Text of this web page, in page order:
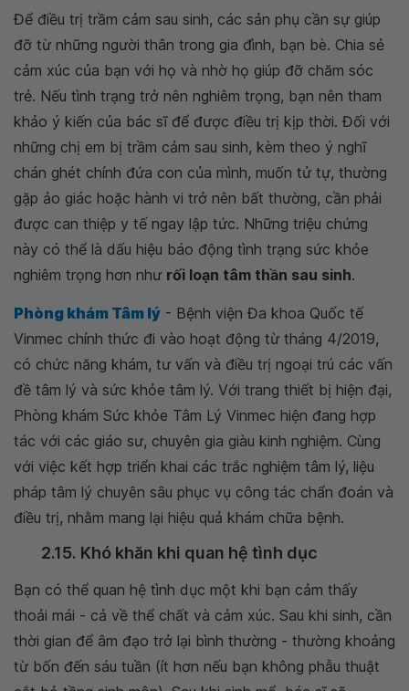
Để điều trị trầm cảm sau sinh, các sản phụ cần sự giúp
đỡ từ những người thân trong gia đình, bạn bè. Chia sẻ
cảm xúc của bạn với họ và nhờ họ giúp đỡ chăm sóc
trẻ. Nếu tình trạng trở nên nghiêm trọng, bạn nên tham
khảo ý kiến của bác sĩ để được điều trị kịp thời. Đối với
những chị em bị trầm cảm sau sinh, kèm theo ý nghĩ
chán ghét chính đứa con của mình, muốn tử tự, thường
gặp ảo giác hoặc hành vi trở nên bất thường, cần phải
được can thiệp y tế ngay lập tức. Những triệu chứng
này có thể là dấu hiệu báo động tình trạng sức khỏe
nghiêm trọng hơn như rối loạn tâm thần sau sinh.
Phòng khám Tâm lý - Bệnh viện Đa khoa Quốc tế
Vinmec chính thức đi vào hoạt động từ tháng 4/2019,
có chức năng khám, tư vấn và điều trị ngoại trú các vấn
đề tâm lý và sức khỏe tâm lý. Với trang thiết bị hiện đại,
Phòng khám Sức khỏe Tâm Lý Vinmec hiện đang hợp
tác với các giáo sư, chuyên gia giàu kinh nghiệm. Cùng
với việc kết hợp triển khai các trắc nghiệm tâm lý, liệu
pháp tâm lý chuyên sâu phục vụ công tác chẩn đoán và
điều trị, nhằm mang lại hiệu quả khám chữa bệnh.
2.15. Khó khăn khi quan hệ tình dục
Bạn có thể quan hệ tình dục một khi bạn cảm thấy
thoải mái - cả về thể chất và cảm xúc. Sau khi sinh, cần
thời gian để âm đạo trở lại bình thường - thường khoảng
từ bốn đến sáu tuần (ít hơn nếu bạn không phẫu thuật